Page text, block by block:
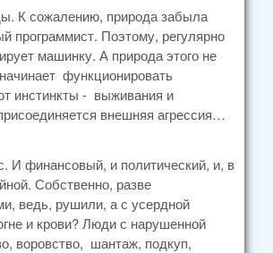
К сожалению, природа забыла
программист. Поэтому, регулярно
машинку. А природа этого не
функционировать
инстинкты - выживания и
внешняя агрессия…
И финансовый, и политический, и, в
Собственно, разве
ведь, рушили, а с усердной
и крови? Люди с нарушенной
воровство, шантаж, подкуп,